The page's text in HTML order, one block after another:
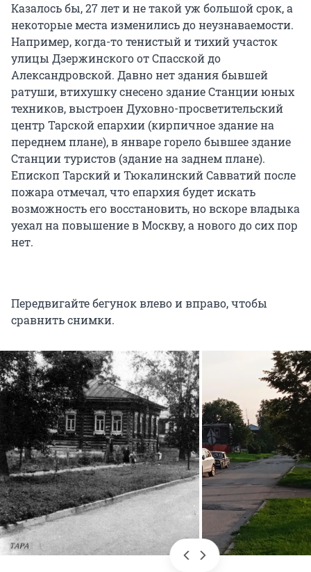
Казалось бы, 27 лет и не такой уж большой срок, а
некоторые места изменились до неузнаваемости.
Например, когда-то тенистый и тихий участок
улицы Дзержинского от Спасской до
Александровской. Давно нет здания бывшей
ратуши, втихушку снесено здание Станции юных
техников, выстроен Духовно-просветительский
центр Тарской епархии (кирпичное здание на
переднем плане), в январе горело бывшее здание
Станции туристов (здание на заднем плане).
Епископ Тарский и Тюкалинский Савватий после
пожара отмечал, что епархия будет искать
возможность его восстановить, но вскоре владыка
уехал на повышение в Москву, а нового до сих пор
нет.
Передвигайте бегунок влево и вправо, чтобы
сравнить снимки.